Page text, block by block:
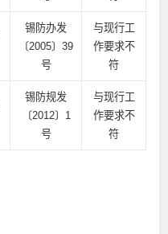
锡防办发
〔2005〕39
号
与现行工
作要求不
符
锡防规发
〔2012〕1
号
与现行工
作要求不
符